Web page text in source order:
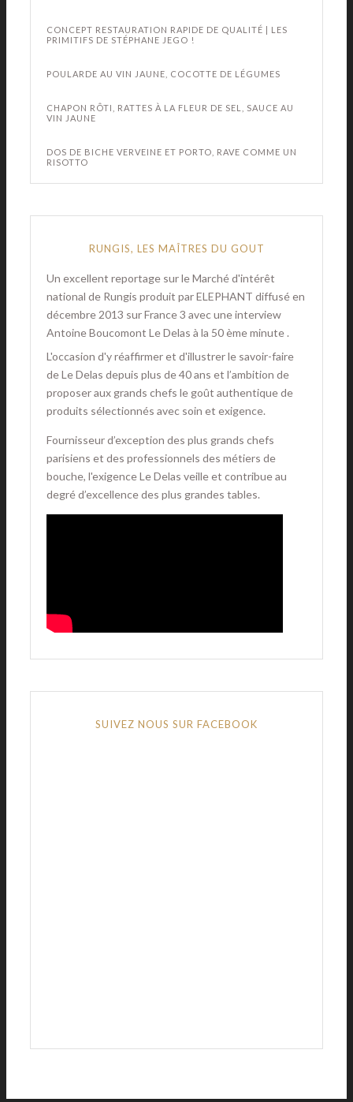
CONCEPT RESTAURATION RAPIDE DE QUALITÉ | LES
PRIMITIFS DE STÉPHANE JEGO !
POULARDE AU VIN JAUNE, COCOTTE DE LÉGUMES
CHAPON RÔTI, RATTES À LA FLEUR DE SEL, SAUCE AU
VIN JAUNE
DOS DE BICHE VERVEINE ET PORTO, RAVE COMME UN
RISOTTO
RUNGIS, LES MAÎTRES DU GOUT
Un excellent reportage sur le Marché d'intérêt
national de Rungis produit par ELEPHANT diffusé en
décembre 2013 sur France 3 avec une interview
Antoine Boucomont Le Delas à la 50 ème minute .
L'occasion d'y réaffirmer et d'illustrer le savoir-faire
de Le Delas depuis plus de 40 ans et l’ambition de
proposer aux grands chefs le goût authentique de
produits sélectionnés avec soin et exigence.
Fournisseur d’exception des plus grands chefs
parisiens et des professionnels des métiers de
bouche, l'exigence Le Delas veille et contribue au
degré d’excellence des plus grandes tables.
SUIVEZ NOUS SUR FACEBOOK